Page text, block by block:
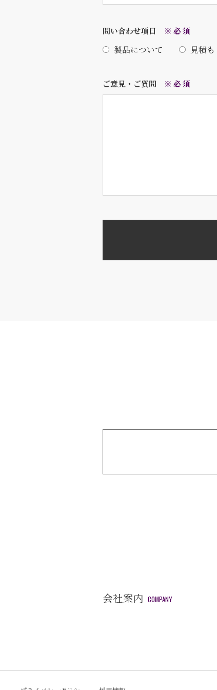
問い合わせ項目 ※必須
製品について 見積
ご意見・ご質問 ※必須
会社案内 COMPANY